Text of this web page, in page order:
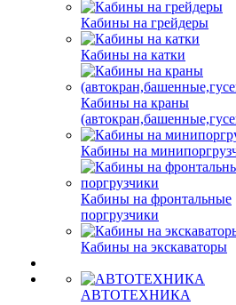
Кабины на грейдеры
Кабины на катки
Кабины на краны
Кабины на
Кабины на фронтальные
поргрузчики
Кабины на экскаваторы
АВТОТЕХНИКА